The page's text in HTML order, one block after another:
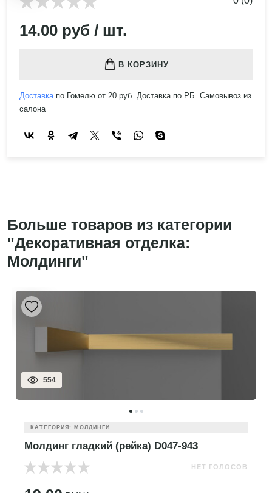
14.00 руб / шт.
В КОРЗИНУ
Доставкапо Гомелю от 20 руб. Доставка по РБ. Самовывоз из
салона
Больше товаров из категории
"Декоративная отделка:
Молдинги"
554
КАТЕГОРИЯ: МОЛДИНГИ
Молдинг гладкий (рейка) D047-943
НЕТ ГОЛОСОВ